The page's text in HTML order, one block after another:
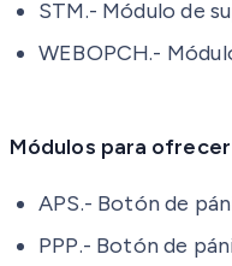
STM.- Módulo de
WEBOPCH.-
Módulos para
APS.- Botón de
PPP.- Botón de